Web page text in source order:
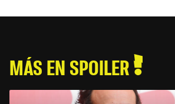
MÁS EN SPOILER